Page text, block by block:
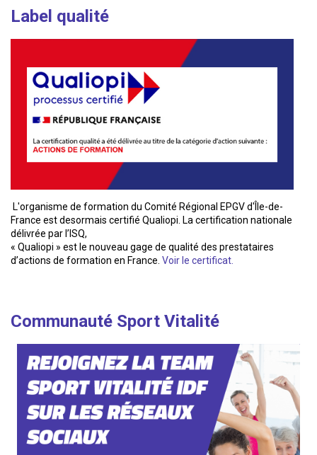
Label qualité
L'organisme de formation du Comité Régional EPGV d'Île-de-
France est desormais certifié Qualiopi. La certification nationale
délivrée par l’ISQ,
« Qualiopi » est le nouveau gage de qualité des prestataires
d’actions de formation en France. Voir le certificat.
Communauté Sport Vitalité